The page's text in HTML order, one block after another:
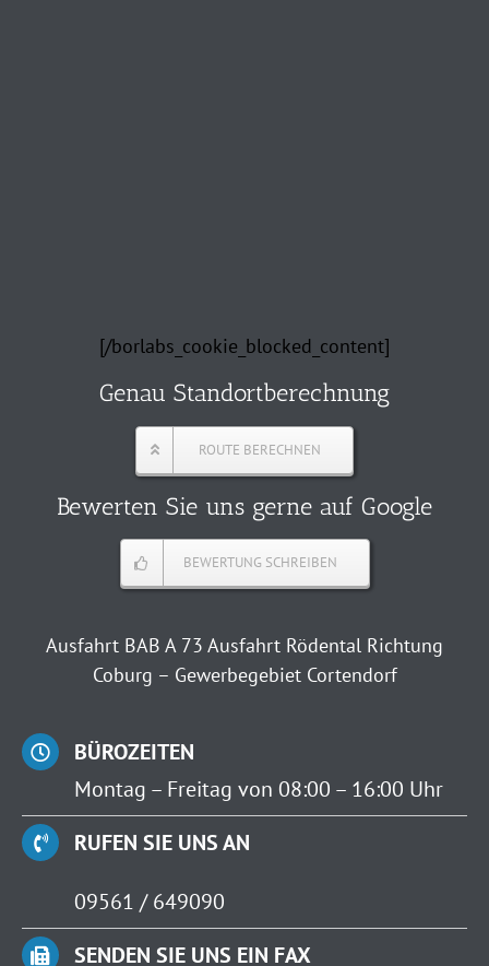
[/borlabs_cookie_blocked_content]
Genau Standortberechnung
ROUTE BERECHNEN
Bewerten Sie uns gerne auf Google
BEWERTUNG SCHREIBEN
Ausfahrt BAB A 73 Ausfahrt Rödental Richtung
Coburg – Gewerbegebiet Cortendorf
BÜROZEITEN
Montag – Freitag von 08:00 – 16:00 Uhr
RUFEN SIE UNS AN
09561 / 649090
SENDEN SIE UNS EIN FAX